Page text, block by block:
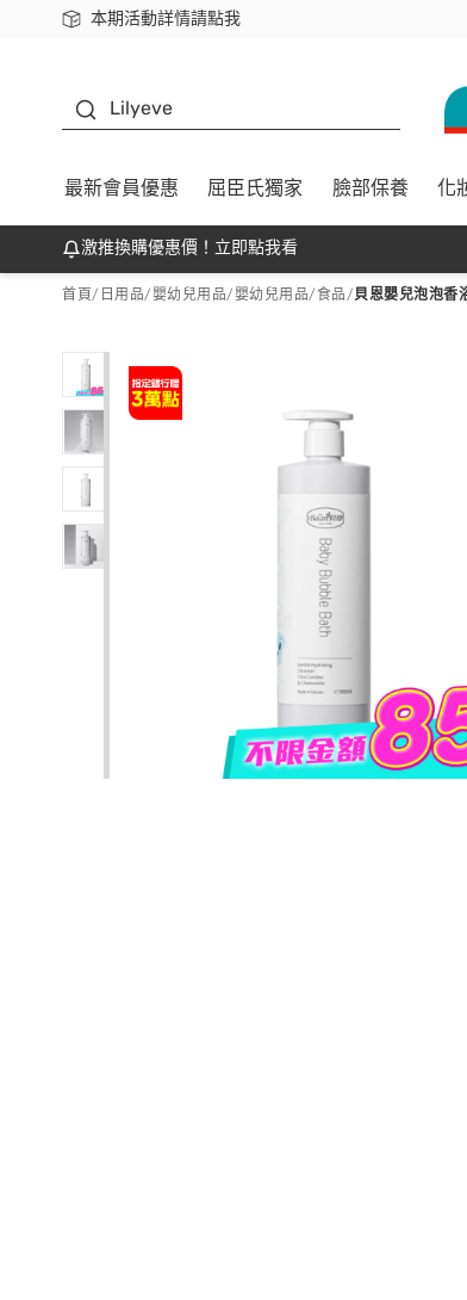
本期活動詳情請點我
下載app最高回饋$350
Lilyeve
最新會員優惠 屈臣氏獨家 臉部保養 化
激推換購優惠價！立即點我看
首頁/ 日用品/嬰幼兒用品/嬰幼兒用品/食品/貝恩嬰兒泡泡香